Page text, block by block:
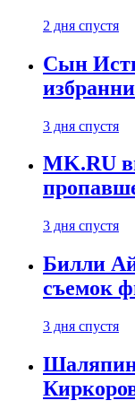
2 дня спустя
Сын
3 дня спустя
MK.RU
3 дня спустя
Билли
съемок
3 дня спустя
Шаляпин